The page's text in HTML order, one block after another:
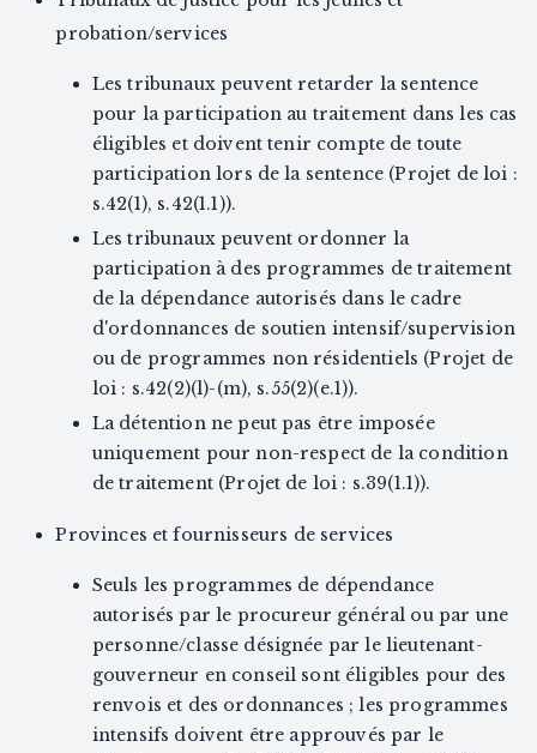
probation/services
Les tribunaux peuvent retarder la sentence
pour la participation au traitement dans les cas
éligibles et doivent tenir compte de toute
participation lors de la sentence (Projet de loi :
s.42(1), s.42(1.1)).
Les tribunaux peuvent ordonner la
participation à des programmes de traitement
de la dépendance autorisés dans le cadre
d'ordonnances de soutien intensif/supervision
ou de programmes non résidentiels (Projet de
loi : s.42(2)(l)-(m), s.55(2)(e.1)).
La détention ne peut pas être imposée
uniquement pour non-respect de la condition
de traitement (Projet de loi : s.39(1.1)).
Provinces et fournisseurs de services
Seuls les programmes de dépendance
autorisés par le procureur général ou par une
personne/classe désignée par le lieutenant-
gouverneur en conseil sont éligibles pour des
renvois et des ordonnances ; les programmes
intensifs doivent être approuvés par le